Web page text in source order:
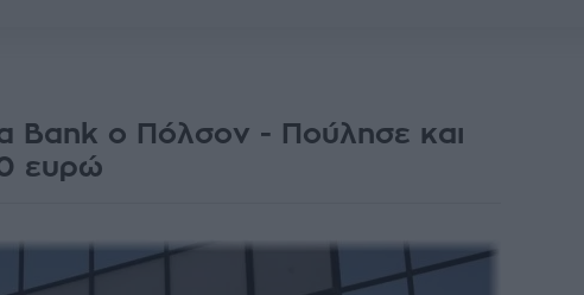
Bank ο Πόλσον - Πούλησε και
ευρώ